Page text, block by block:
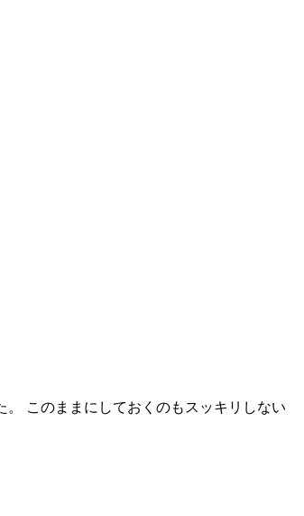
このままにしておくのもスッキリしない